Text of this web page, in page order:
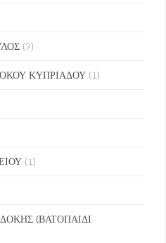
(7)
ΚΥΠΡΙΑΔΟΥ (1)
(1)
(ΒΑΤΟΠΑΙΔΙ